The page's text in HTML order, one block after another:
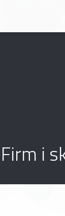
Firm i